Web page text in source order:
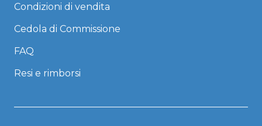
Condizioni di vendita
Cedola di Commissione
FAQ
Resi e rimborsi